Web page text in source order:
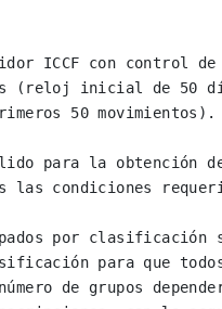
ICCF con control
(reloj inicial de 50
50 movimientos).
para la obtención
las condiciones
por clasificación
para que
de grupos